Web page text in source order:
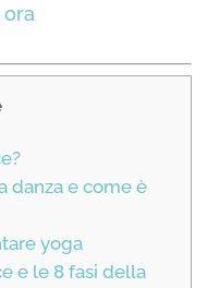
danza e come è
yoga
e le 8 fasi della